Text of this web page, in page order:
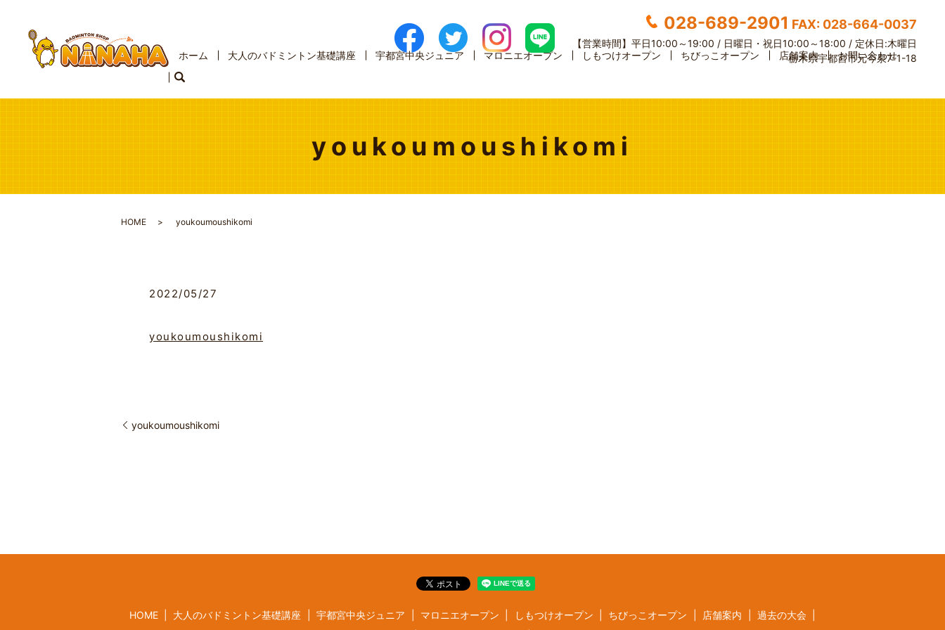
028-689-2901 FAX: 028-664-0037
【営業時間】 平日10:00～19:00 / 日曜日・祝日10:00～18:00 / 定休日:木曜日
栃木県宇都宮市元今泉7-1-18
ホーム 大人のバドミントン基礎講座 宇都宮中央ジュニア マロニエオープン しもつけオープン ちびっこオープン 店舗案内 お問い合わせ
youkoumoushikomi
HOME youkoumoushikomi
2022/05/27
youkoumoushikomi
youkoumoushikomi
HOME 大人のバドミントン基礎講座 宇都宮中央ジュニア マロニエオープン しもつけオープン ちびっこオープン 店舗案内
過去の大会